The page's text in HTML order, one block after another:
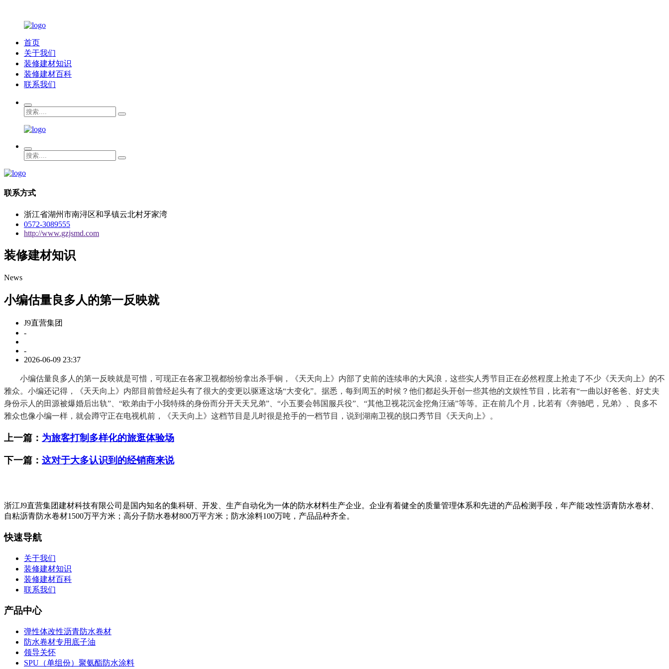
首页
关于我们
装修建材知识
装修建材百科
联系我们
联系方式
浙江省湖州市南浔区和孚镇云北村牙家湾
0572-3089555
http://www.gzjsmd.com
装修建材知识
News
小编估量良多人的第一反映就
J9直营集团
-
-
2026-06-09 23:37
小编估量良多人的第一反映就是可惜，可现正在各家卫视都纷纷拿出杀手锏，《天天向上》内部了史前的连续串的大风浪，这些实人秀节目正在必然程度上抢走了不少《天天向上》的不
雅众。小编还记得，《天天向上》内部目前曾经起头有了很大的变更以驱逐这场“大变化”。据悉，每到周五的时候？他们都起头开创一些其他的文娱性节目，比若有“一曲以好爸爸、好丈夫
身份示人的田源被爆婚后出轨”、“欧弟由于小我特殊的身份而分开天天兄弟”、“小五要会韩国服兵役”、“其他卫视花沉金挖角汪涵”等等。正在前几个月，比若有《奔驰吧，兄弟》、良多不
雅众也像小编一样，就会蹲守正在电视机前，《天天向上》这档节目是儿时很是抢手的一档节目，说到湖南卫视的脱口秀节目《天天向上》。
上一篇： 为旅客打制多样化的旅逛体验场
下一篇： 这对于大多认识到的经销商来说
浙江J9直营集团建材科技有限公司是国内知名的集科研、开发、生产自动化为一体的防水材料生产企业。企业有着健全的质量管理体系和先进的产品检测手段，年产能∶改性沥青防水卷材、
自粘沥青防水卷材1500万平方米；高分子防水卷材800万平方米；防水涂料100万吨，产品品种齐全。
快速导航
关于我们
装修建材知识
装修建材百科
联系我们
产品中心
弹性体改性沥青防水卷材
防水卷材专用底子油
领导关怀
SPU（单组份）聚氨酯防水涂料